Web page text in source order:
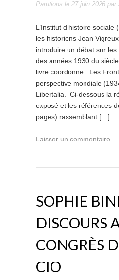
Parutions le 27 juin 2026 par
L’Institut d’histoire sociale
les historiens Jean
introduire un débat sur
des années 1930 du
livre coordonné : Les
perspective mondiale
Libertalia. Ci-dessous la
exposé et les références
pages) rassemblant […]
Laisser un commentaire
SOPHIE
DISCOURS
CONGRÈS
CIO